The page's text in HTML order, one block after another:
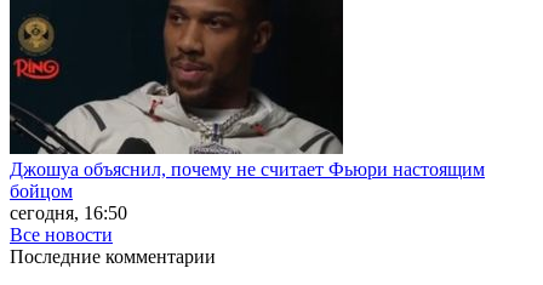
Джошуа объяснил, почему не считает Фьюри настоящим
бойцом
сегодня, 16:50
Все новости
Последние комментарии